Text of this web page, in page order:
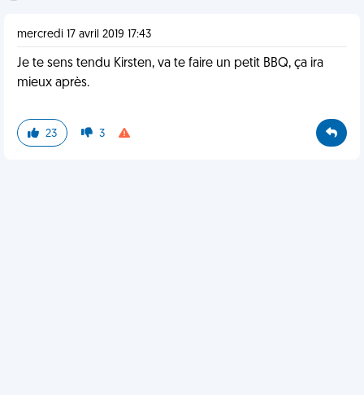
mercredi 17 avril 2019 17:43
Je te sens tendu Kirsten, va te faire un petit BBQ, ça ira
mieux après.
23 3